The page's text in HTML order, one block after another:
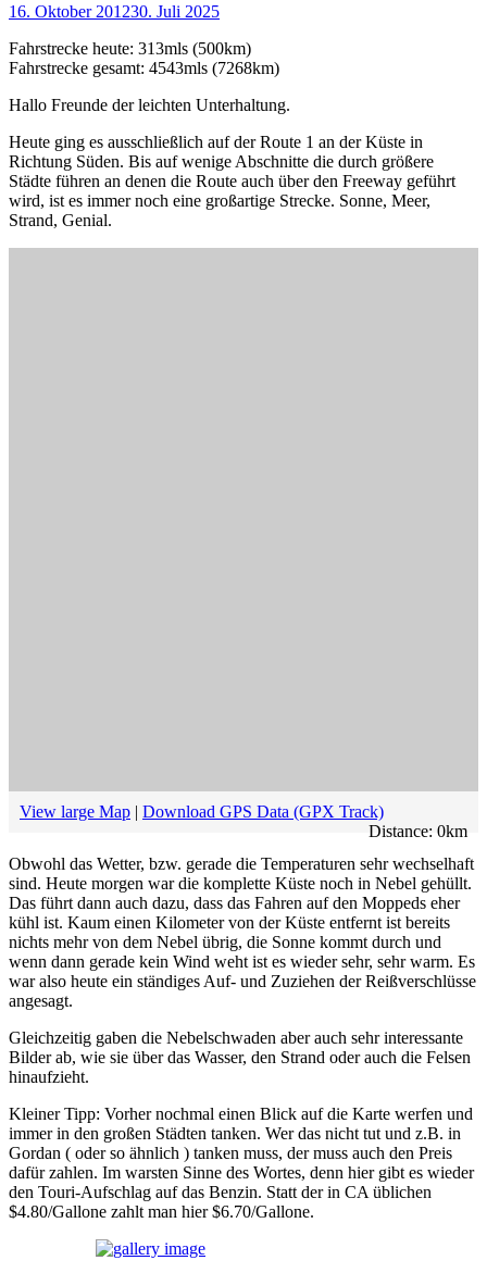
16. Oktober 201230. Juli 2025
Fahrstrecke heute: 313mls (500km)
Fahrstrecke gesamt: 4543mls (7268km)
Hallo Freunde der leichten Unterhaltung.
Heute ging es ausschließlich auf der Route 1 an der Küste in
Richtung Süden. Bis auf wenige Abschnitte die durch größere
Städte führen an denen die Route auch über den Freeway geführt
wird, ist es immer noch eine großartige Strecke. Sonne, Meer,
Strand, Genial.
View large Map | Download GPS Data (GPX Track)
Distance: 0km
Obwohl das Wetter, bzw. gerade die Temperaturen sehr wechselhaft
sind. Heute morgen war die komplette Küste noch in Nebel gehüllt.
Das führt dann auch dazu, dass das Fahren auf den Moppeds eher
kühl ist. Kaum einen Kilometer von der Küste entfernt ist bereits
nichts mehr von dem Nebel übrig, die Sonne kommt durch und
wenn dann gerade kein Wind weht ist es wieder sehr, sehr warm. Es
war also heute ein ständiges Auf- und Zuziehen der Reißverschlüsse
angesagt.
Gleichzeitig gaben die Nebelschwaden aber auch sehr interessante
Bilder ab, wie sie über das Wasser, den Strand oder auch die Felsen
hinaufzieht.
Kleiner Tipp: Vorher nochmal einen Blick auf die Karte werfen und
immer in den großen Städten tanken. Wer das nicht tut und z.B. in
Gordan ( oder so ähnlich ) tanken muss, der muss auch den Preis
dafür zahlen. Im warsten Sinne des Wortes, denn hier gibt es wieder
den Touri-Aufschlag auf das Benzin. Statt der in CA üblichen
$4.80/Gallone zahlt man hier $6.70/Gallone.